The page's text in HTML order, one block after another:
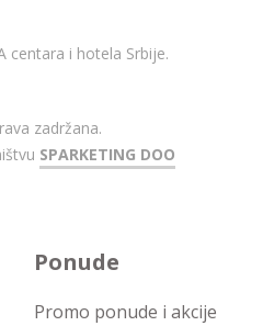
centara i hotela Srbije.
zadržana.
SPARKETING DOO
Ponude
Promo ponude i akcije